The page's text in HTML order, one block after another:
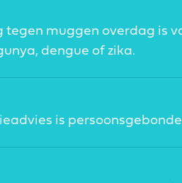
tegen muggen overdag is
dengue of zika.
is